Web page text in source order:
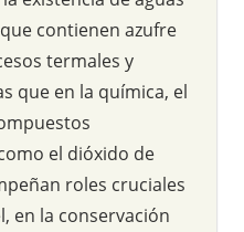
contienen azufre
termales y
que en la química, el
el dióxido de
roles cruciales
en la conservación